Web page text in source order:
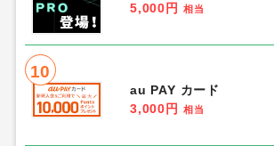
5,000円
相当
10
au PAY カード
3,000円
相当